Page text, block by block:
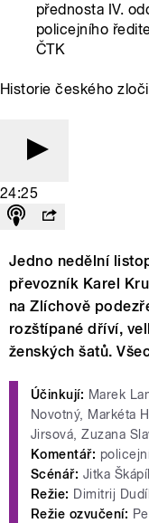
přednosta IV.
policejního
ČTK
Historie českého
24:25
Jedno nedělní
převozník Karel
na Zlíchově
rozštípané dříví,
ženských šatů.
Účinkují: Marek
Novotný, Markéta
Jirsová, Zuzana
Komentář:
Scénář: Jitka
Režie: Dimitrij
Režie ozvučení: